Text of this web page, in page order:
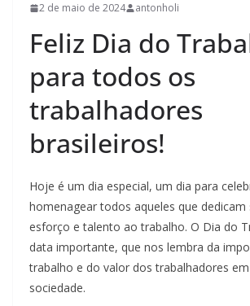
2 de maio de 2024 antonholi
Feliz Dia do
para todos os
trabalhadores
brasileiros!
Hoje é um dia especial, um dia para
homenagear todos aqueles que dedicam
esforço e talento ao trabalho. O Dia do
data importante, que nos lembra da
trabalho e do valor dos trabalhadores
sociedade.